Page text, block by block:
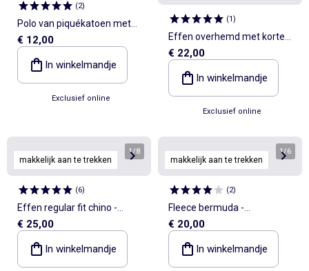
(2)
Polo van piquékatoen met
geborduurd detail op de
borst
€ 12,00
In winkelmandje
Exclusief online
(1)
Effen overhemd met korte
mouwen van linnenmix -
collectie makkelijk aan te
trekken
€ 22,00
In winkelmandje
Exclusief online
makkelijk aan te trekken
1/8
(6)
Effen regular fit chino -
gemakkelijk aan te trekken
collectie
€ 25,00
In winkelmandje
makkelijk aan te trekken
1/6
(2)
Fleece bermuda -
gemakkelijk aan te trekken
collectie
€ 20,00
In winkelmandje